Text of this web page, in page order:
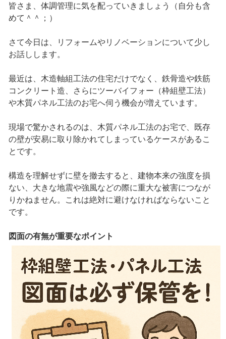
皆さま、体調管理に気を配っていきましょう（自分も含
めて＾＾；）
さて今日は、リフォームやリノベーションについて少し
お話しします。
最近は、木造軸組工法の住宅だけでなく、鉄骨造や鉄筋
コンクリート造、さらにツーバイフォー（枠組壁工法）
や木質パネル工法のお宅へ伺う機会が増えています。
現場で驚かされるのは、木質パネル工法のお宅で、既存
の壁が安易に取り除かれてしまっているケースがあるこ
とです。
構造を理解せずに壁を撤去すると、建物本来の強度を損
ない、大きな地震や強風などの際に重大な被害につなが
りかねません。これは絶対に避けなければならないこと
です。
図面の有無が重要なポイント